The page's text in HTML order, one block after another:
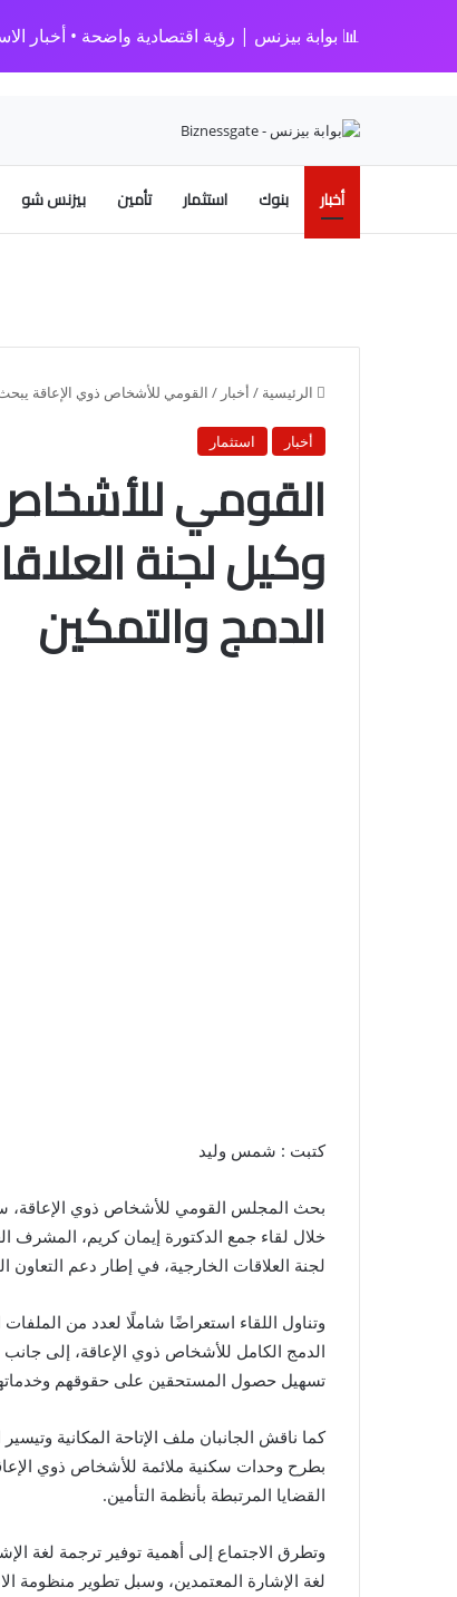
📊 بوابة بيزنس | رؤية اقتصادية واضحة • أخبار
أخبار بنوك استثمار تأمين بيزنس شو
الرئيسية / أخبار / القومي للأشخاص ذوي الإعاقة يبحث
أخبار استثمار
القومي
وكيل لجنة
الدمج والتمكين
كتبت : شمس وليد
بحث المجلس القومي للأشخاص ذوي الإعاقة،
خلال لقاء جمع الدكتورة إيمان كريم، المشرف
لجنة العلاقات الخارجية، في إطار دعم
وتناول اللقاء استعراضًا شاملًا لعدد من
الدمج الكامل للأشخاص ذوي الإعاقة، إلى
تسهيل حصول المستحقين على حقوقهم
كما ناقش الجانبان ملف الإتاحة المكانية
بطرح وحدات سكنية ملائمة للأشخاص ذوي
القضايا المرتبطة بأنظمة التأمين.
وتطرق الاجتماع إلى أهمية توفير ترجمة لغة
لغة الإشارة المعتمدين، وسبل تطوير منظومة